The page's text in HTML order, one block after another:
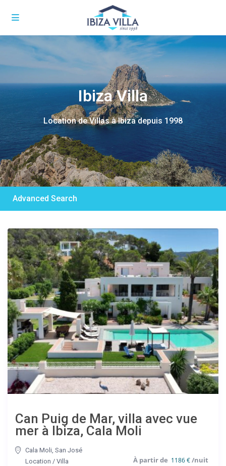
Ibiza Villa
Location de Villas à Ibiza depuis 1998
Advanced Search
1186 €
Can Puig de Mar, villa avec vue
mer à Ibiza, Cala Moli
Cala Moli,San José
Location /Villa